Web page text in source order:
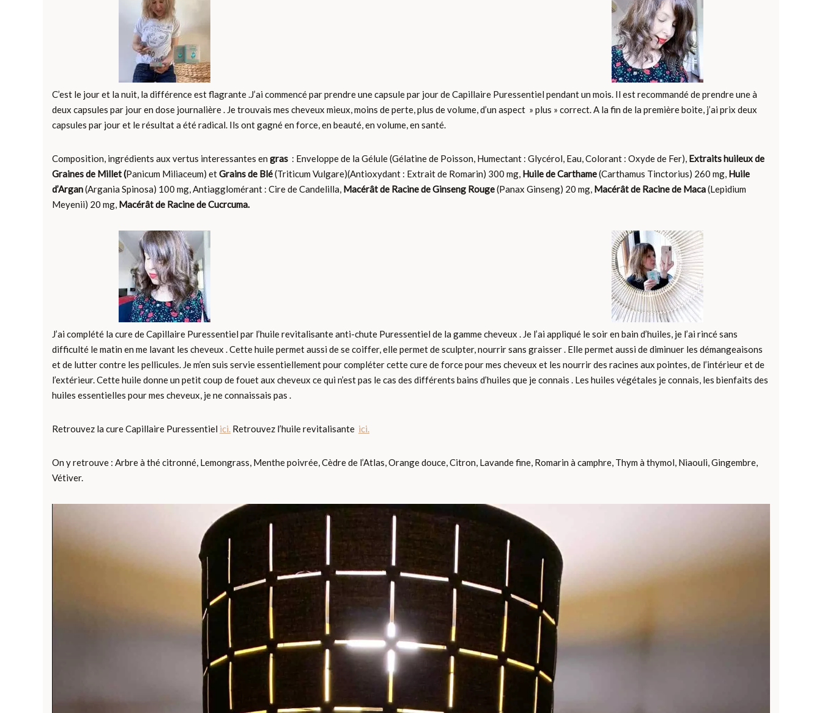
C’est le jour et la nuit, la différence est flagrante .J’ai commencé par prendre une capsule par jour de Capillaire Puressentiel pendant un mois. Il est recommandé de prendre une à
deux capsules par jour en dose journalière . Je trouvais mes cheveux mieux, moins de perte, plus de volume, d’un aspect » plus » correct. A la fin de la première boite, j’ai prix deux
capsules par jour et le résultat a été radical. Ils ont gagné en force, en beauté, en volume, en santé.
Composition, ingrédients aux vertus interessantes en gras : Enveloppe de la Gélule (Gélatine de Poisson, Humectant : Glycérol, Eau, Colorant : Oxyde de Fer), Extraits huileux de
Graines de Millet (Panicum Miliaceum) etGrains de Blé(Triticum Vulgare)(Antioxydant : Extrait de Romarin) 300 mg, Huile de Carthame(Carthamus Tinctorius) 260 mg, Huile
d’Argan(Argania Spinosa) 100 mg, Antiagglomérant : Cire de Candelilla, Macérât de Racine de Ginseng Rouge(Panax Ginseng) 20 mg, Macérât de Racine de Maca(Lepidium
Meyenii) 20 mg, Macérât de Racine de Cucrcuma.
J’ai complété la cure de Capillaire Puressentiel par l’huile revitalisante anti-chute Puressentiel de la gamme cheveux . Je l’ai appliqué le soir en bain d’huiles, je l’ai rincé sans
difficulté le matin en me lavant les cheveux . Cette huile permet aussi de se coiffer, elle permet de sculpter, nourrir sans graisser . Elle permet aussi de diminuer les démangeaisons
et de lutter contre les pellicules. Je m’en suis servie essentiellement pour compléter cette cure de force pour mes cheveux et les nourrir des racines aux pointes, de l’intérieur et de
l’extérieur. Cette huile donne un petit coup de fouet aux cheveux ce qui n’est pas le cas des différents bains d’huiles que je connais . Les huiles végétales je connais, les bienfaits des
huiles essentielles pour mes cheveux, je ne connaissais pas .
Retrouvez la cure Capillaire Puressentiel ici. Retrouvez l’huile revitalisante ici.
On y retrouve : Arbre à thé citronné, Lemongrass, Menthe poivrée, Cèdre de l’Atlas, Orange douce, Citron, Lavande fine, Romarin à camphre, Thym à thymol, Niaouli, Gingembre,
Vétiver.